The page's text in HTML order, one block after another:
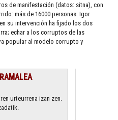
de manifestación (datos: sitna), con
más de 16000 personas. Igor
su intervención ha fijado los dos
echar a los corruptos de las
popular al modelo corrupto y
urteurrena izan zen.